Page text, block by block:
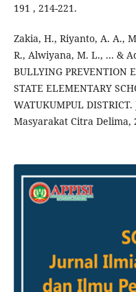
191 , 214-221.
Zakia, H., Riyanto, A. A.,
R., Alwiyana, M. L., ... &
BULLYING PREVENTION
STATE ELEMENTARY
WATUKUMPUL
Masyarakat Citra Delima,